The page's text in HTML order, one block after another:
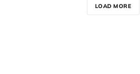
LOAD MORE